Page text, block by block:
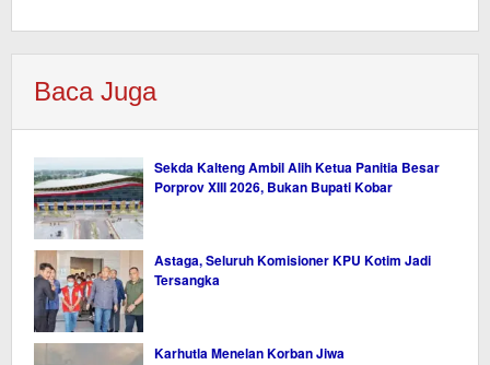
Baca Juga
Sekda Kalteng Ambil Alih Ketua Panitia Besar
Porprov XIII 2026, Bukan Bupati Kobar
Astaga, Seluruh Komisioner KPU Kotim Jadi
Tersangka
Karhutla Menelan Korban Jiwa